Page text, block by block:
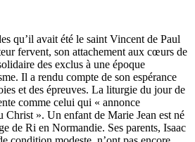
qu’il avait été le saint Vincent de Paul
fervent, son attachement aux cœurs de
des exclus à une époque
Il a rendu compte de son espérance
et des épreuves. La liturgie du jour de
comme celui qui « annonce
Christ ». Un enfant de Marie Jean est né
de Ri en Normandie. Ses parents, Isaac